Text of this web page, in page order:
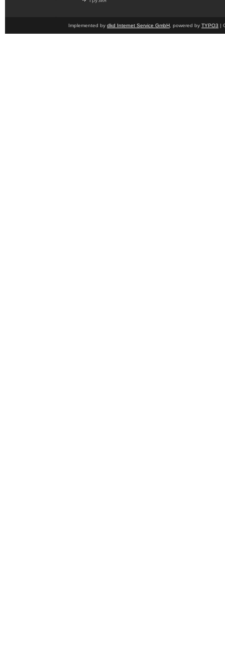
Implemented by dkd Internet Service GmbH , powered by TYPO3 |